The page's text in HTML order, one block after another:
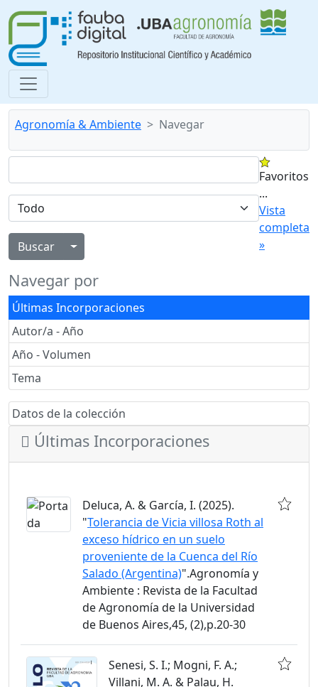
Agronomía & Ambiente Navegar
Alternar menú desplegable
Favoritos
...
Vista
completa
»
Navegar por
Últimas Incorporaciones
Autor/a - Año
Año - Volumen
Tema
Datos de la colección
Últimas Incorporaciones
Deluca, A. & García, I. (2025).
"Tolerancia de Vicia villosa Roth al
exceso hídrico en un suelo
proveniente de la Cuenca del Río
Salado (Argentina)".Agronomía y
Ambiente : Revista de la Facultad
de Agronomía de la Universidad
de Buenos Aires,45, (2),p.20-30
Senesi, S. I.; Mogni, F. A.;
Villani, M. A. & Palau, H.